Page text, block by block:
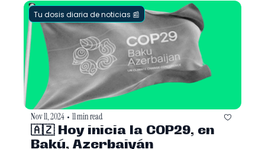
Tu dosis diaria de noticias 📰
Nov 11, 2024 • 11 min read
🇦🇿 Hoy inicia la COP29, en
Bakú, Azerbaiyán